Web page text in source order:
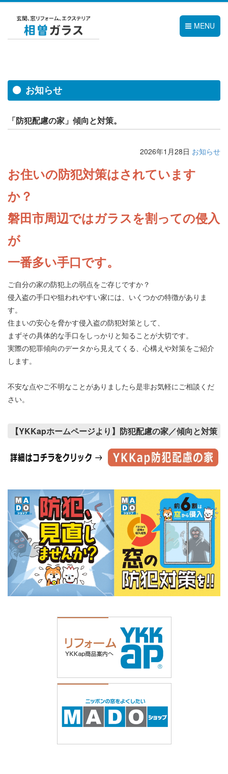
MENU
お知らせ
「防犯配慮の家」傾向と対策。
2026年1月28日 お知らせ
お住いの防犯対策はされています
か？
磐田市周辺ではガラスを割っての侵入
が
一番多い手口です。
ご自分の家の防犯上の弱点をご存じですか？
侵入盗の手口や狙われやすい家には、いくつかの特徴がありま
す。
住まいの安心を脅かす侵入盗の防犯対策として、
まずその具体的な手口をしっかりと知ることが大切です。
実際の犯罪傾向のデータから見えてくる、心構えや対策をご紹介
します。
不安な点やご不明なことがありましたら是非お気軽にご相談くだ
さい。
【YKKapホームページより】防犯配慮の家／傾向と対策